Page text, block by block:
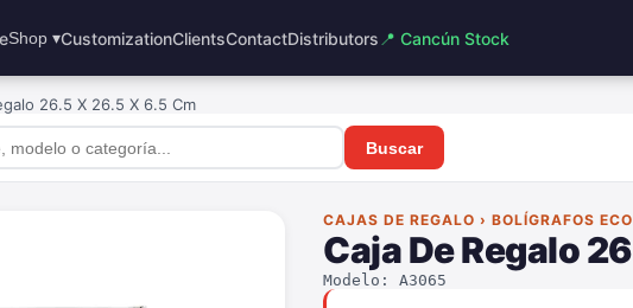
Shop ▾CustomizationClientsContactDistributors 📍 Cancún Stock
26.5 X 26.5 X 6.5 Cm
Buscar
CAJAS DE REGALO › BOLÍGRAFOS
Caja De Regalo
Modelo: A3065